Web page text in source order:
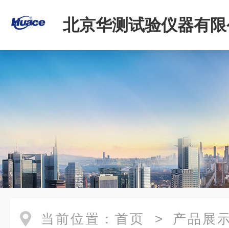
北京华测试验仪器有
当前位置： 首页 > 产品展